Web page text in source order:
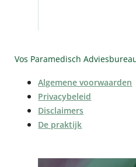
Vos Paramedisch
Algemene voorwaarden
Privacybeleid
Disclaimers
De praktijk